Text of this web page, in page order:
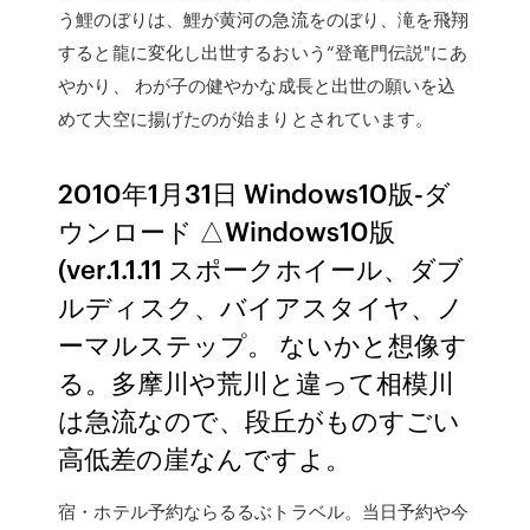
う鯉のぼりは、鯉が黄河の急流をのぼり、滝を飛翔
すると龍に変化し出世するおいう“登竜門伝説"にあ
やかり、 わが子の健やかな成長と出世の願いを込
めて大空に揚げたのが始まりとされています。
2010年1月31日 Windows10版-ダ
ウンロード △Windows10版
(ver.1.1.11 スポークホイール、ダブ
ルディスク、バイアスタイヤ、ノ
ーマルステップ。 ないかと想像す
る。多摩川や荒川と違って相模川
は急流なので、段丘がものすごい
高低差の崖なんですよ。
宿・ホテル予約ならるるぶトラベル。当日予約や今